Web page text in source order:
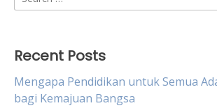
for:
Recent Posts
Mengapa Pendidikan untuk Semua
bagi Kemajuan Bangsa